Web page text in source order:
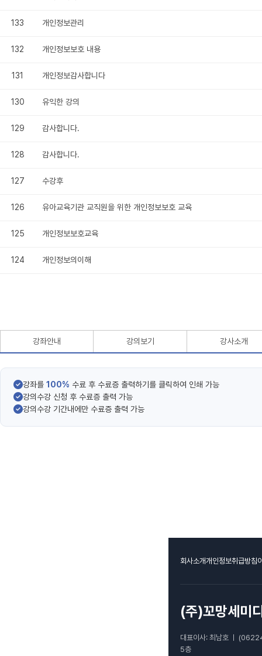
133 개인정보관리
132 개인정보보호 내용
131 개인정보감사합니다
130 유익한 강의
129 감사합니다.
128 감사합니다.
127 수강후
126 유아교육기관 교직원을 위한 개인정보보호 교육
125 개인정보보호교육
124 개인정보의이해
강좌안내 강의보기 강사소개
강좌를 100% 수료 후 수료증 출력하기를 클릭하여 인쇄 가능
강의수강 신청 후 수료증 출력 가능
강의수강 기간내에만 수료증 출력 가능
회사소개개인정보취급방침
(주)꼬망세미
대표이사: 최남호 ㅣ
5층